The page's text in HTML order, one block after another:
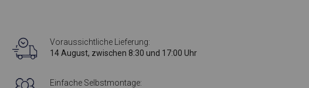
Voraussichtliche Lieferung:
14 August, zwischen 8:30 und 17:00 Uhr
Einfache Selbstmontage: